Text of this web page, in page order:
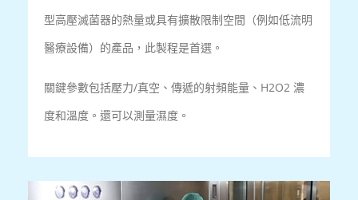
型高壓滅菌器的熱量或具有擴散限制空間（例如低流明
醫療設備）的產品，此製程是首選。
關鍵參數包括壓力/真空、傳遞的射頻能量、H2O2 濃
度和溫度。還可以測量濕度。